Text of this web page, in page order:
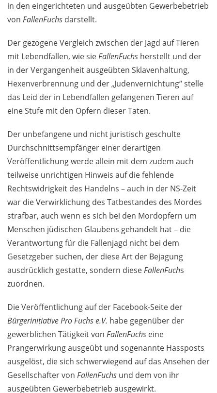
in den eingerichteten und ausgeübten Gewerbebetrieb
von FallenFuchs darstellt.
Der gezogene Vergleich zwischen der Jagd auf Tieren
mit Lebendfallen, wie sieFallenFuchs herstellt und der
in der Vergangenheit ausgeübten Sklavenhaltung,
Hexenverbrennung und der „Judenvernichtung“ stelle
das Leid der in Lebendfallen gefangenen Tieren auf
eine Stufe mit den Opfern dieser Taten.
Der unbefangene und nicht juristisch geschulte
Durchschnittsempfänger einer derartigen
Veröffentlichung werde allein mit dem zudem auch
teilweise unrichtigen Hinweis auf die fehlende
Rechtswidrigkeit des Handelns – auch in der NS-Zeit
war die Verwirklichung des Tatbestandes des Mordes
strafbar, auch wenn es sich bei den Mordopfern um
Menschen jüdischen Glaubens gehandelt hat – die
Verantwortung für die Fallenjagd nicht bei dem
Gesetzgeber suchen, der diese Art der Bejagung
ausdrücklich gestatte, sondern dieseFallenFuchs
zuordnen.
Die Veröffentlichung auf der Facebook-Seite der
Bürgerinitiative Pro Fuchs e.V. habe gegenüber der
gewerblichen Tätigkeit von FallenFuchs eine
Prangerwirkung ausgeübt und sogenannte Hassposts
ausgelöst, die sich schwerwiegend auf das Ansehen der
Gesellschafter von FallenFuchs und dem von ihr
ausgeübten Gewerbebetrieb ausgewirkt.